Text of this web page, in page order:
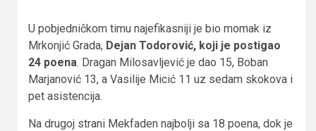
U pobjedničkom timu najefikasniji je bio momak iz
Mrkonjić Grada, Dejan Todorović, koji je postigao
24 poena. Dragan Milosavljević je dao 15, Boban
Marjanović 13, a Vasilije Micić 11 uz sedam skokova i
pet asistencija.
Na drugoj strani Mekfaden najbolji sa 18 poena, dok je